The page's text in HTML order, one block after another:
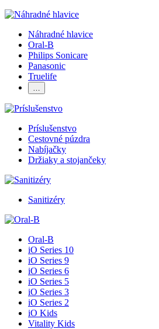
Náhradné hlavice
Oral-B
Philips Sonicare
Panasonic
Truelife
…
Príslušenstvo
Cestovné púzdra
Nabíjačky
Držiaky a stojančeky
Sanitizéry
Oral-B
iO Series 10
iO Series 9
iO Series 6
iO Series 5
iO Series 3
iO Series 2
iO Kids
Vitality Kids